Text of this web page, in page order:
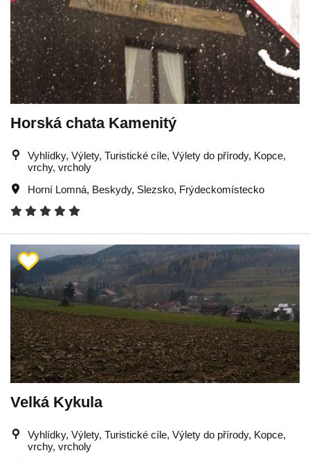
Horská chata Kamenitý
Vyhlídky, Výlety, Turistické cíle, Výlety do přírody, Kopce,
vrchy, vrcholy
Horní Lomná, Beskydy, Slezsko, Frýdeckomístecko
Velká Kykula
Vyhlídky, Výlety, Turistické cíle, Výlety do přírody, Kopce,
vrchy, vrcholy